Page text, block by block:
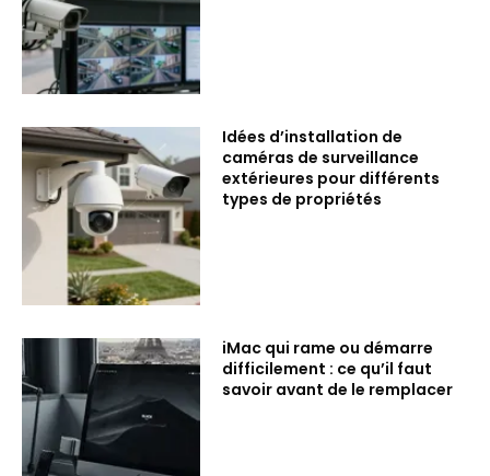
Idées d’installation de
caméras de surveillance
extérieures pour différents
types de propriétés
iMac qui rame ou démarre
difficilement : ce qu’il faut
savoir avant de le remplacer